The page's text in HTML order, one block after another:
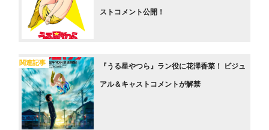
ストコメント公開！
関連記事 『うる星やつら』ラン役に花澤香菜！ ビジュ
アル＆キャストコメントが解禁